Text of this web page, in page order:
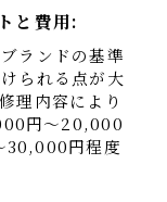
と費用:
ランドの基準
られる点が大
理内容により
円〜20,000
30,000円程度